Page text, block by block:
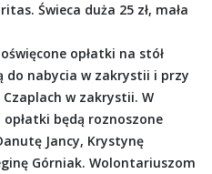
Świeca duża 25 zł, mała
opłatki na stół
do nabycia w zakrystii i przy
Czaplach w zakrystii. W
będą roznoszone
Jancy, Krystynę
Górniak. Wolontariuszom